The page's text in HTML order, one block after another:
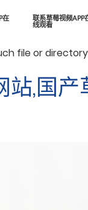
file or
站,国
在 联系草莓视频APP
线观看